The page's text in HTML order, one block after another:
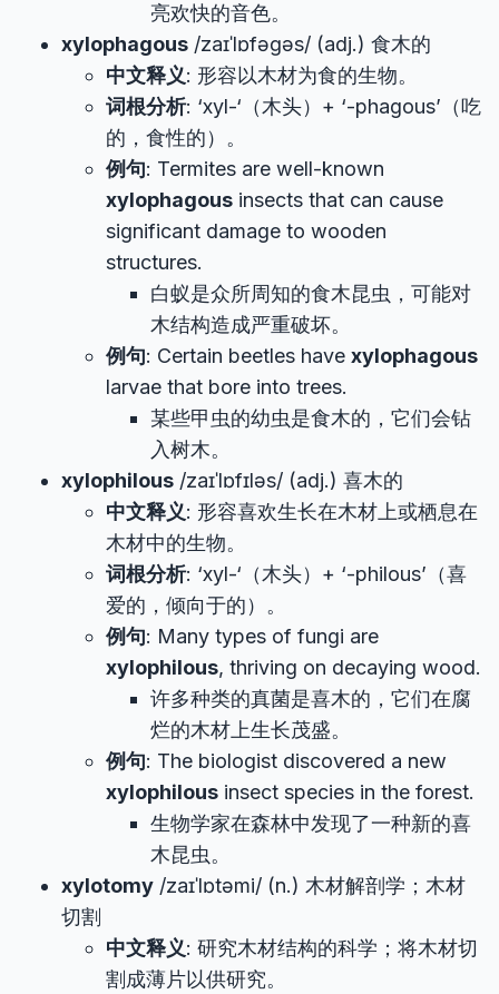
亮欢快的音色。
xylophagous /zaɪˈlɒfəɡəs/ (adj.) 食木的
中文释义: 形容以木材为食的生物。
词根分析: ‘xyl-‘（木头）+ ‘-phagous’（吃
的，食性的）。
例句: Termites are well-known
xylophagous insects that can cause
significant damage to wooden
structures.
白蚁是众所周知的食木昆虫，可能对
木结构造成严重破坏。
例句: Certain beetles have xylophagous
larvae that bore into trees.
某些甲虫的幼虫是食木的，它们会钻
入树木。
xylophilous /zaɪˈlɒfɪləs/ (adj.) 喜木的
中文释义: 形容喜欢生长在木材上或栖息在
木材中的生物。
词根分析: ‘xyl-‘（木头）+ ‘-philous’（喜
爱的，倾向于的）。
例句: Many types of fungi are
xylophilous, thriving on decaying wood.
许多种类的真菌是喜木的，它们在腐
烂的木材上生长茂盛。
例句: The biologist discovered a new
xylophilous insect species in the forest.
生物学家在森林中发现了一种新的喜
木昆虫。
xylotomy /zaɪˈlɒtəmi/ (n.) 木材解剖学；木材
切割
中文释义: 研究木材结构的科学；将木材切
割成薄片以供研究。